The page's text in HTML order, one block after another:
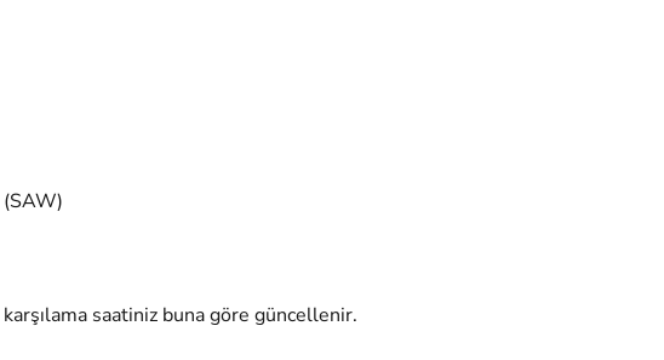
(SAW)
saatiniz buna göre güncellenir.